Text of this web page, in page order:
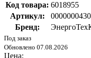
Код товара: 6018955
Артикул:
Бренд:
Под заказ
Обновлено 07.08.2026
Цена: